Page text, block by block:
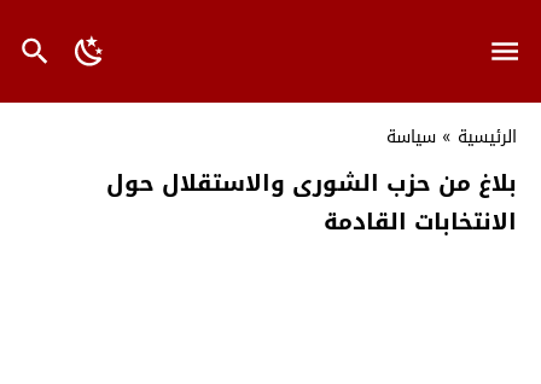
الرئيسية » سياسة
بلاغ من حزب الشورى والاستقلال حول
الانتخابات القادمة